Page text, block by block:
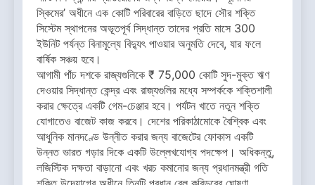
স্কিমের’ অধীনে এক কোটি পরিবারের বাড়িতে ছাদে সৌর শক্তি
সিস্টেম স্থাপনের অভূতপূর্ব সিদ্ধান্ত তাদের প্রতি মাসে 300
ইউনিট পর্যন্ত বিনামূল্যে বিদ্যুৎ পাওয়ার অনুমতি দেবে, যার ফলে
বার্ষিক সঞ্চয় হবে।
আগামী পাঁচ দশকে রাজ্যগুলিকে ₹ 75,000 কোটি সুদ-মুক্ত ঋণ
দেওয়ার সিদ্ধান্ত কেন্দ্র এবং রাজ্যগুলির মধ্যে সম্পর্ককে শক্তিশালী
করার ক্ষেত্রে একটি গেম-চেঞ্জার হবে। পর্যটন খাতে নতুন শক্তি
যোগাতেও বাজেট কাজ করবে। দেশের পরিকাঠামোকে বৈশ্বিক এবং
আধুনিক মানদণ্ডে উন্নীত করার জন্য বাজেটের ফোকাস একটি
উন্নত ভারত গড়ার দিকে একটি উল্লেখযোগ্য পদক্ষেপ। অধিকন্তু,
লজিস্টিক দক্ষতা বাড়ানো এবং খরচ কমানোর জন্য প্রধানমন্ত্রী গতি